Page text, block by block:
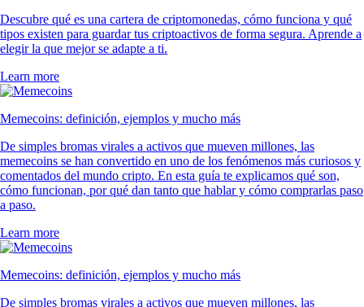
Descubre qué es una cartera de criptomonedas, cómo funciona y qué
tipos existen para guardar tus criptoactivos de forma segura. Aprende a
elegir la que mejor se adapte a ti.
Learn more
Memecoins: definición, ejemplos y mucho más
De simples bromas virales a activos que mueven millones, las
memecoins se han convertido en uno de los fenómenos más curiosos y
comentados del mundo cripto. En esta guía te explicamos qué son,
cómo funcionan, por qué dan tanto que hablar y cómo comprarlas paso
a paso.
Learn more
Memecoins: definición, ejemplos y mucho más
De simples bromas virales a activos que mueven millones, las